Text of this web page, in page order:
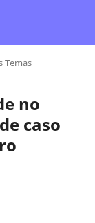
Temas
no
caso